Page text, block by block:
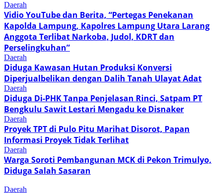
Daerah
Vidio YouTube dan Berita, “Pertegas Penekanan
Kapolda Lampung, Kapolres Lampung Utara Larang
Anggota Terlibat Narkoba, Judol, KDRT dan
Perselingkuhan”
Daerah
Diduga Kawasan Hutan Produksi Konversi
Diperjualbelikan dengan Dalih Tanah Ulayat Adat
Daerah
Diduga Di-PHK Tanpa Penjelasan Rinci, Satpam PT
Bengkulu Sawit Lestari Mengadu ke Disnaker
Daerah
Proyek TPT di Pulo Pitu Marihat Disorot, Papan
Informasi Proyek Tidak Terlihat
Daerah
Warga Soroti Pembangunan MCK di Pekon Trimulyo,
Diduga Salah Sasaran
Daerah